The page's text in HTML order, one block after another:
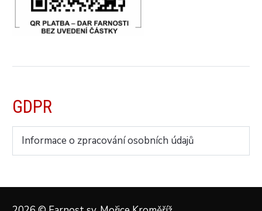
GDPR
Informace o zpracování osobních údajů